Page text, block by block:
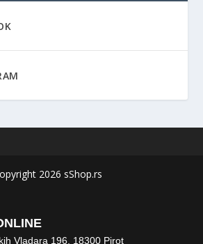
2026 sShop.rs
Vladara 196, 18300 Pirot